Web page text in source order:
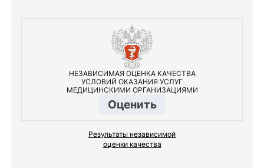
НЕЗАВИСИМАЯ ОЦЕНКА КАЧЕСТВА
УСЛОВИЙ ОКАЗАНИЯ УСЛУГ
МЕДИЦИНСКИМИ ОРГАНИЗАЦИЯМИ
Оценить
Результаты независимой
оценки качества